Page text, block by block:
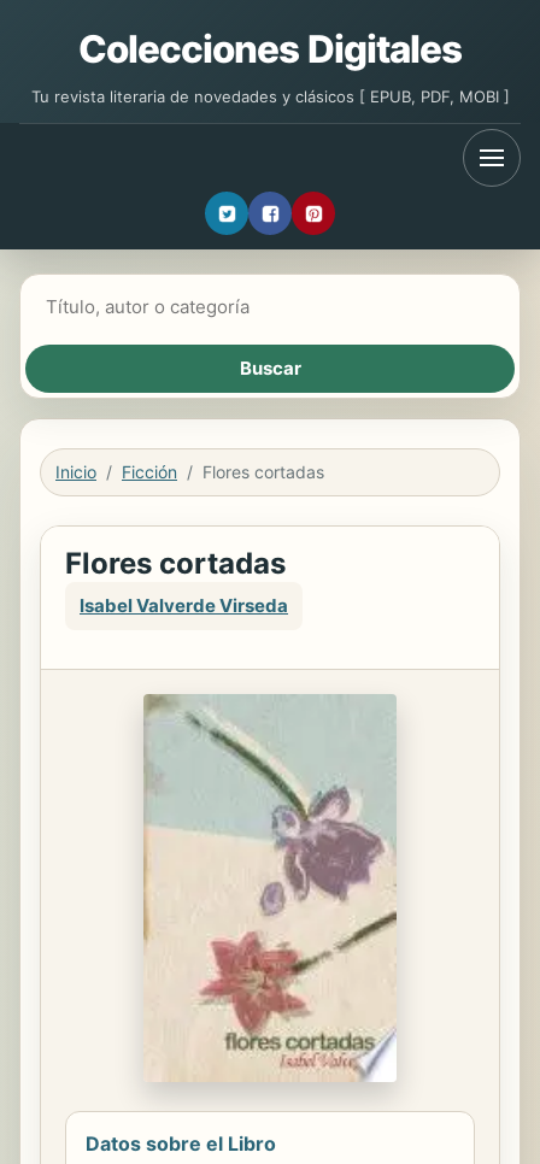
Colecciones Digitales
Tu revista literaria de novedades y clásicos [ EPUB, PDF, MOBI ]
Inicio Ficción Flores cortadas
Flores cortadas
Isabel Valverde Virseda
Datos sobre el Libro